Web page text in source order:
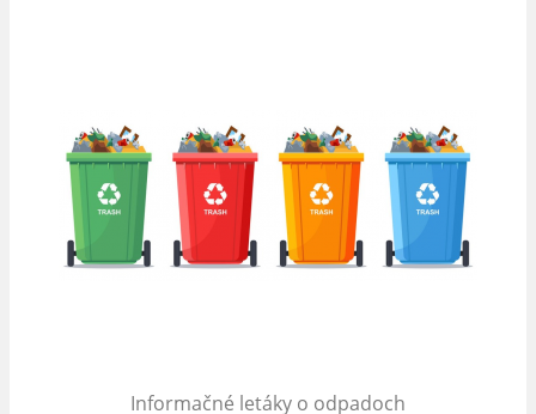
Informačné letáky o odpadoch